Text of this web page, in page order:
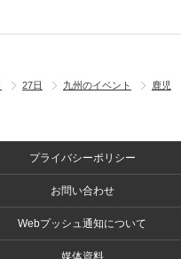
27日 九州のイベント
鹿児
プライバシーポリシー
お問い合わせ
Webプッシュ通知について